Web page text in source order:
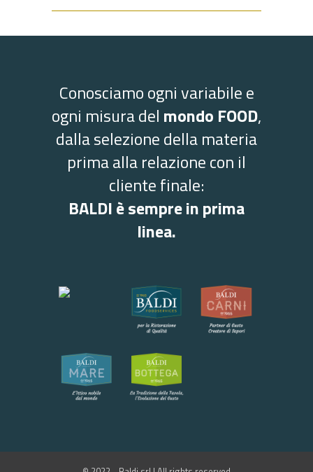
Conosciamo ogni variabile e
ogni misura del mondo FOOD,
dalla selezione della materia
prima alla relazione con il
cliente finale:
BALDI è sempre in prima
linea.